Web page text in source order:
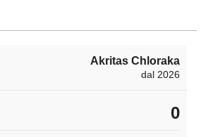
Akritas Chloraka
dal 2026
0